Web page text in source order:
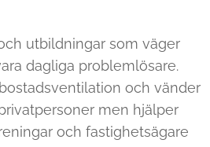
utbildningar som väger
dagliga problemlösare.
och vänder
men hjälper
och fastighetsägare